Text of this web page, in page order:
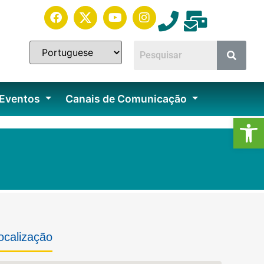
Canais de Comunicação